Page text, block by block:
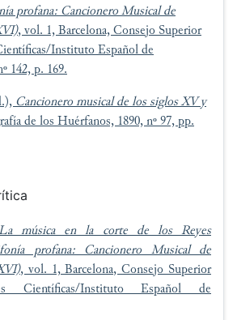
profana: Cancionero Musical de
, vol. 1, Barcelona, Consejo Superior
Instituto Español de
142, p. 169.
Cancionero musical de los siglos XV y
de los Huérfanos, 1890, nº 97, pp.
música en la corte de los Reyes
profana: Cancionero Musical de
, vol. 1, Barcelona, Consejo Superior
Científicas/Instituto Español de